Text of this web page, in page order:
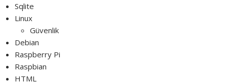
Sqlite
Linux
Güvenlik
Debian
Raspberry Pi
Raspbian
HTML